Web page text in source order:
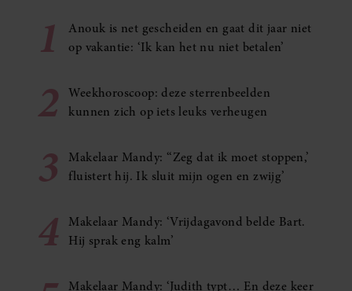
1
Anouk is net gescheiden en gaat dit jaar niet
op vakantie: ‘Ik kan het nu niet betalen’
2
Weekhoroscoop: deze sterrenbeelden
kunnen zich op iets leuks verheugen
3
Makelaar Mandy: ‘‘Zeg dat ik moet stoppen,’
fluistert hij. Ik sluit mijn ogen en zwijg’
4
Makelaar Mandy: ‘Vrijdagavond belde Bart.
Hij sprak eng kalm’
Makelaar Mandy: ‘Judith typt… En deze keer